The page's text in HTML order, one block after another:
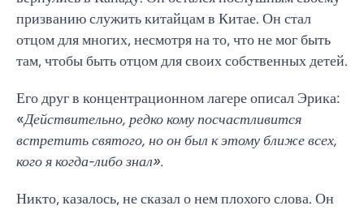
призванию служить китайцам в Китае. Он стал
отцом для многих, несмотря на то, что не мог быть
там, чтобы быть отцом для своих собственных детей.
Его друг в концентрационном лагере описал Эрика:
«Действительно, редко кому посчастливится
встретить святого, но он был к этому ближе всех,
кого я когда-либо знал».
Никто, казалось, не сказал о нем плохого слова. Он